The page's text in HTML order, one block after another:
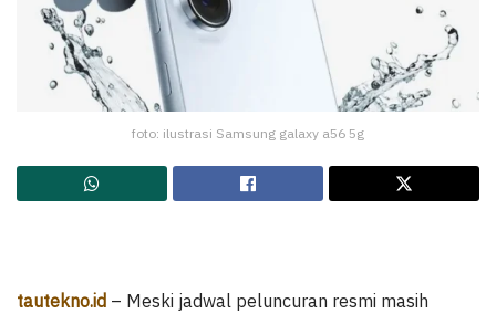
foto: ilustrasi Samsung galaxy a56 5g
tautekno.id – Meski jadwal peluncuran resmi masih